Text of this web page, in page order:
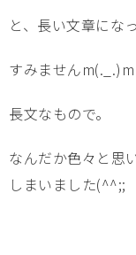
と、長い文章にな
すみませんm(._.)m
長文なもので。
なんだか色々と思
しまいました(^^;;